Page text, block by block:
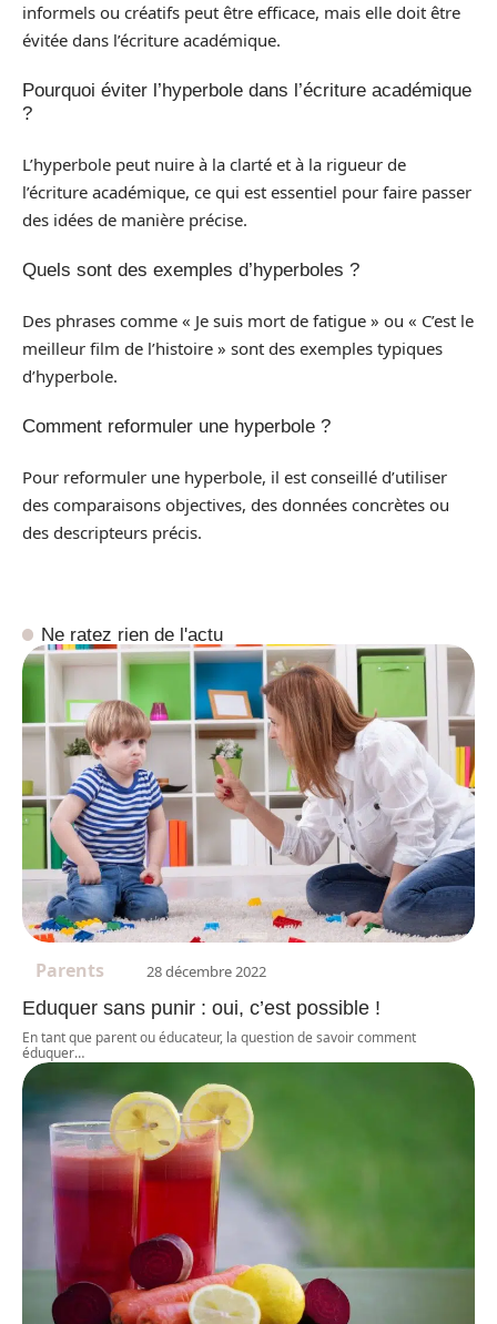
informels ou créatifs peut être efficace, mais elle doit être
évitée dans l’écriture académique.
Pourquoi éviter l’hyperbole dans l’écriture académique
?
L’hyperbole peut nuire à la clarté et à la rigueur de
l’écriture académique, ce qui est essentiel pour faire passer
des idées de manière précise.
Quels sont des exemples d’hyperboles ?
Des phrases comme « Je suis mort de fatigue » ou « C’est le
meilleur film de l’histoire » sont des exemples typiques
d’hyperbole.
Comment reformuler une hyperbole ?
Pour reformuler une hyperbole, il est conseillé d’utiliser
des comparaisons objectives, des données concrètes ou
des descripteurs précis.
Ne ratez rien de l'actu
Parents 28 décembre 2022
Eduquer sans punir : oui, c’est possible !
En tant que parent ou éducateur, la question de savoir comment
éduquer…